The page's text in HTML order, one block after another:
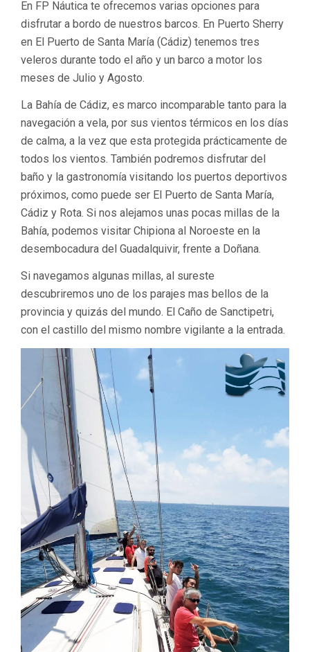
En FP Náutica te ofrecemos varias opciones para
disfrutar a bordo de nuestros barcos. En Puerto Sherry
en El Puerto de Santa María (Cádiz) tenemos tres
veleros durante todo el año y un barco a motor los
meses de Julio y Agosto.
La Bahía de Cádiz, es marco incomparable tanto para la
navegación a vela, por sus vientos térmicos en los días
de calma, a la vez que esta protegida prácticamente de
todos los vientos. También podremos disfrutar del
baño y la gastronomía visitando los puertos deportivos
próximos, como puede ser El Puerto de Santa María,
Cádiz y Rota. Si nos alejamos unas pocas millas de la
Bahía, podemos visitar Chipiona al Noroeste en la
desembocadura del Guadalquivir, frente a Doñana.
Si navegamos algunas millas, al sureste
descubriremos uno de los parajes mas bellos de la
provincia y quizás del mundo. El Caño de Sanctipetri,
con el castillo del mismo nombre vigilante a la entrada.